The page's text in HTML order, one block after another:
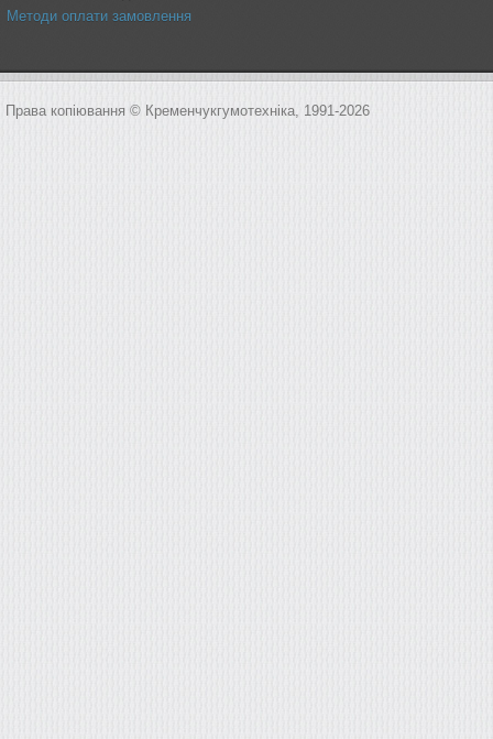
Методи оплати замовлення
Права копіювання © Кременчукгумотехніка, 1991-2026